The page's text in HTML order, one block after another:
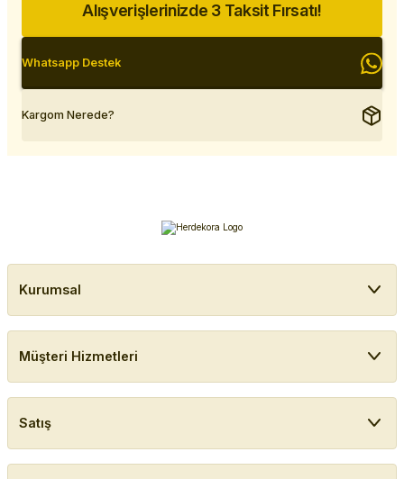
Alışverişlerinizde 3 Taksit Fırsatı!
Whatsapp Destek
Kargom Nerede?
Kurumsal
Müşteri Hizmetleri
Satış